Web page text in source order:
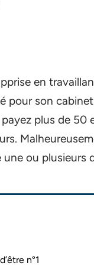
en
pour son
plus de 50
ou plusieurs
n°1